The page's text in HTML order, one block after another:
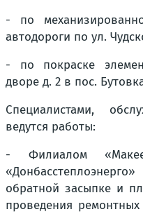
- по
автодороги по ул.
- по покраске
дворе д. 2 в пос.
Специалистами,
ведутся работы:
- Филиалом
обратной засыпке и
проведения